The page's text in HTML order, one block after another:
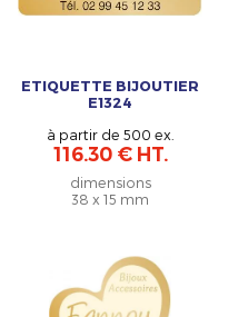
ETIQUETTE BIJOUTIER
E1324
à partir de 500 ex.
116.30 € HT.
dimensions
38 x 15 mm